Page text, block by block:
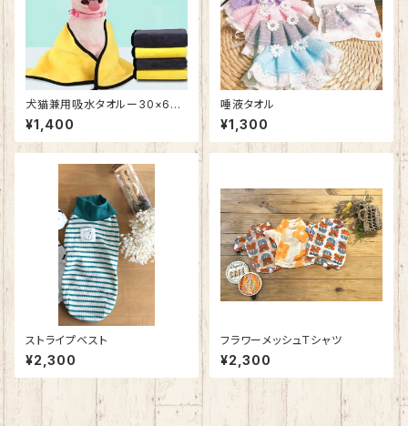
犬猫兼用吸水タオルー30×60c
m
¥1,400
唾液タオル
¥1,300
ストライプベスト
¥2,300
フラワーメッシュＴシャツ
¥2,300